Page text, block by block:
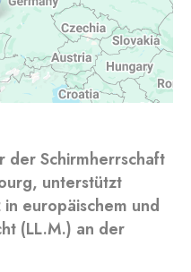
der Schirmherrschaft
unterstützt
europäischem und
(LL.M.) an der